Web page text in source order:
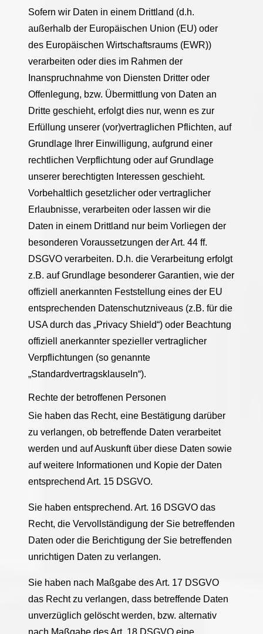
Sofern wir Daten in einem Drittland (d.h.
außerhalb der Europäischen Union (EU) oder
des Europäischen Wirtschaftsraums (EWR))
verarbeiten oder dies im Rahmen der
Inanspruchnahme von Diensten Dritter oder
Offenlegung, bzw. Übermittlung von Daten an
Dritte geschieht, erfolgt dies nur, wenn es zur
Erfüllung unserer (vor)vertraglichen Pflichten, auf
Grundlage Ihrer Einwilligung, aufgrund einer
rechtlichen Verpflichtung oder auf Grundlage
unserer berechtigten Interessen geschieht.
Vorbehaltlich gesetzlicher oder vertraglicher
Erlaubnisse, verarbeiten oder lassen wir die
Daten in einem Drittland nur beim Vorliegen der
besonderen Voraussetzungen der Art. 44 ff.
DSGVO verarbeiten. D.h. die Verarbeitung erfolgt
z.B. auf Grundlage besonderer Garantien, wie der
offiziell anerkannten Feststellung eines der EU
entsprechenden Datenschutzniveaus (z.B. für die
USA durch das „Privacy Shield“) oder Beachtung
offiziell anerkannter spezieller vertraglicher
Verpflichtungen (so genannte
„Standardvertragsklauseln“).
Rechte der betroffenen Personen
Sie haben das Recht, eine Bestätigung darüber
zu verlangen, ob betreffende Daten verarbeitet
werden und auf Auskunft über diese Daten sowie
auf weitere Informationen und Kopie der Daten
entsprechend Art. 15 DSGVO.
Sie haben entsprechend. Art. 16 DSGVO das
Recht, die Vervollständigung der Sie betreffenden
Daten oder die Berichtigung der Sie betreffenden
unrichtigen Daten zu verlangen.
Sie haben nach Maßgabe des Art. 17 DSGVO
das Recht zu verlangen, dass betreffende Daten
unverzüglich gelöscht werden, bzw. alternativ
nach Maßgabe des Art. 18 DSGVO eine